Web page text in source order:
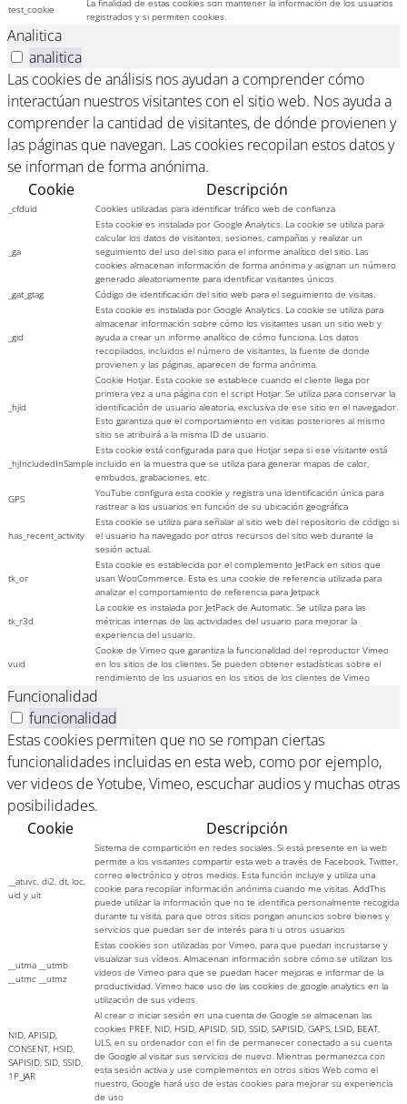
test_cookie
registrados y si permiten cookies.
Analitica
analitica
Las cookies de análisis nos ayudan a comprender cómo
interactúan nuestros visitantes con el sitio web. Nos ayuda a
comprender la cantidad de visitantes, de dónde provienen y
las páginas que navegan. Las cookies recopilan estos datos y
se informan de forma anónima.
Cookie
Descripción
_cfduid Cookies utilizadas para identificar tráfico web de confianza
_ga
Esta cookie es instalada por Google Analytics. La cookie se utiliza para
calcular los datos de visitantes, sesiones, campañas y realizar un
seguimiento del uso del sitio para el informe analítico del sitio. Las
cookies almacenan información de forma anónima y asignan un número
generado aleatoriamente para identificar visitantes únicos.
_gat_gtag
Código de identificación del sitio web para el seguimiento de visitas.
_gid
Esta cookie es instalada por Google Analytics. La cookie se utiliza para
almacenar información sobre cómo los visitantes usan un sitio web y
ayuda a crear un informe analítico de cómo funciona. Los datos
recopilados, incluidos el número de visitantes, la fuente de donde
provienen y las páginas, aparecen de forma anónima.
_hjid
Cookie Hotjar. Esta cookie se establece cuando el cliente llega por
primera vez a una página con el script Hotjar. Se utiliza para conservar la
identificación de usuario aleatoria, exclusiva de ese sitio en el navegador.
Esto garantiza que el comportamiento en visitas posteriores al mismo
sitio se atribuirá a la misma ID de usuario.
_hjIncludedInSample
Esta cookie está configurada para que Hotjar sepa si ese visitante está
incluido en la muestra que se utiliza para generar mapas de calor,
embudos, grabaciones, etc.
GPS
YouTube configura esta cookie y registra una identificación única para
rastrear a los usuarios en función de su ubicación geográfica
has_recent_activity
Esta cookie se utiliza para señalar al sitio web del repositorio de código si
el usuario ha navegado por otros recursos del sitio web durante la
sesión actual.
tk_or
Esta cookie es establecida por el complemento JetPack en sitios que
usan WooCommerce. Esta es una cookie de referencia utilizada para
analizar el comportamiento de referencia para Jetpack
tk_r3d
La cookie es instalada por JetPack de Automatic. Se utiliza para las
métricas internas de las actividades del usuario para mejorar la
experiencia del usuario.
vuid
Cookie de Vimeo que garantiza la funcionalidad del reproductor Vimeo
en los sitios de los clientes. Se pueden obtener estadísticas sobre el
rendimiento de los usuarios en los sitios de los clientes de Vimeo
Funcionalidad
funcionalidad
Estas cookies permiten que no se rompan ciertas
funcionalidades incluidas en esta web, como por ejemplo,
ver videos de Yotube, Vimeo, escuchar audios y muchas otras
posibilidades.
Cookie
Descripción
__atuvc, di2, dt, loc,
uid y uit
Sistema de compartición en redes sociales. Si está presente en la web
permite a los visitantes compartir esta web a través de Facebook, Twitter,
correo electrónico y otros medios. Esta función incluye y utiliza una
cookie para recopilar información anónima cuando me visitas. AddThis
puede utilizar la información que no te identifica personalmente recogida
durante tu visita, para que otros sitios pongan anuncios sobre bienes y
servicios que puedan ser de interés para ti u otros usuarios
__utma __utmb
__utmc __utmz
Estas cookies son utilizadas por Vimeo, para que puedan incrustarse y
visualizar sus vídeos. Almacenan información sobre cómo se utilizan los
videos de Vimeo para que se puedan hacer mejoras e informar de la
productividad. Vimeo hace uso de las cookies de google analytics en la
utilización de sus videos.
NID, APISID,
CONSENT, HSID,
SAPISID, SID, SSID,
1P_JAR
Al crear o iniciar sesión en una cuenta de Google se almacenan las
cookies PREF, NID, HSID, APISID, SID, SSID, SAPISID, GAPS, LSID, BEAT,
ULS, en su ordenador con el fin de permanecer conectado a su cuenta
de Google al visitar sus servicios de nuevo. Mientras permanezca con
esta sesión activa y use complementos en otros sitios Web como el
nuestro, Google hará uso de estas cookies para mejorar su experiencia
de uso